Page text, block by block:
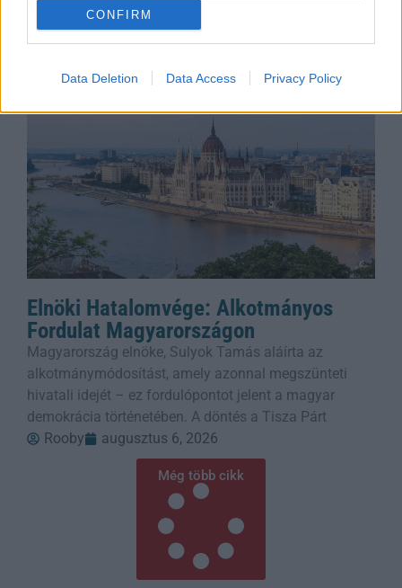
CONFIRM
Data Deletion Data Access Privacy Policy
úszni? A kanadai fiú végül egy holografikus kamerát és
AI-modelleket
Elnöki Hatalomvége: Alkotmányos
Fordulat Magyarországon
Magyarország elnöke, Sulyok Tamás aláírta az
alkotmánymódosítást, amely azonnal megszünteti
hivatali idejét – ez fordulópontot jelent a magyar
demokrácia történetében. A döntés a Tisza Párt
Rooby
augusztus 6, 2026
Még több cikk